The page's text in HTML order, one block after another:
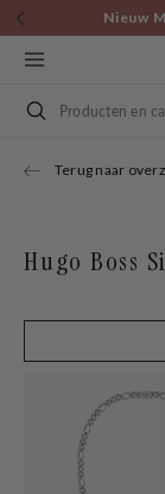
Skip to
content
Nieuw
Search
Terug naar
Hugo Boss